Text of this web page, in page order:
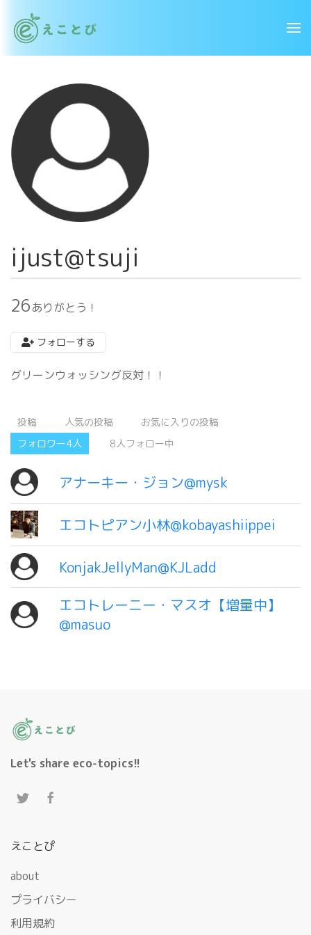
ijust@tsuji
26ありがとう！
フォローする
グリーンウォッシング反対！！
投稿 人気の投稿
お気に入りの投稿
フォロワー4人
8人フォロー中
アナーキー・ジョン@mysk
エコトピアン小林@kobayashiippei
KonjakJellyMan@KJLadd
エコトレーニー・マスオ【増量中】
@masuo
Let's share eco-topics!!
えことぴ
about
プライバシー
利用規約